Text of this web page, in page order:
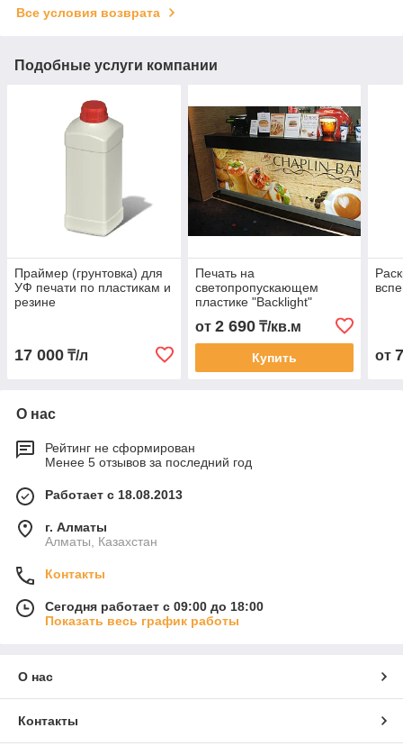
Все условия возврата
Подобные услуги компании
Праймер (грунтовка) для
УФ печати по пластикам и
резине
17 000 ₸/л
Печать на
светопропускающем
пластике "Backlight"
от 2 690₸/кв.м
Купить от
О нас
Рейтинг не сформирован
Менее 5 отзывов за последний год
Работает с 18.08.2013
г. Алматы
Алматы, Казахстан
Контакты
Сегодня работает с 09:00 до 18:00
Показать весь график работы
О нас
Контакты